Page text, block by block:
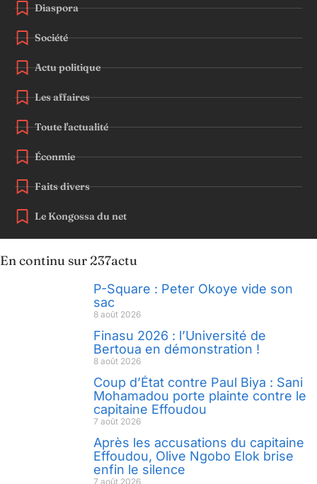
Diaspora
Société
Actu politique
Les affaires
Toute l'actualité
Éconmie
Faits divers
Le Kongossa du net
En continu sur 237actu
P-Square : Peter Okoye vide son
sac
8 août 2026
Finasu 2026 : l’Université de
Bertoua en démonstration !
8 août 2026
Coup d’État contre Paul Biya : Sani
Mohamadou porte plainte contre le
capitaine Effoudou
7 août 2026
Après les accusations du capitaine
Effoudou, Olive Ngobo Elok brise
enfin le silence
7 août 2026